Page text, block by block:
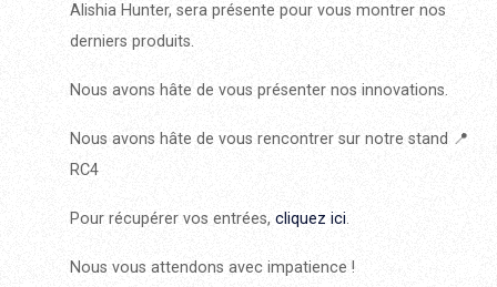
Alishia Hunter, sera présente pour vous montrer nos
derniers produits.
Nous avons hâte de vous présenter nos innovations.
Nous avons hâte de vous rencontrer sur notre stand 📍
RC4
Pour récupérer vos entrées, cliquez ici.
Nous vous attendons avec impatience !